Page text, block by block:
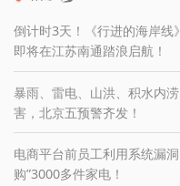
倒计时3天！《行进的海岸线
即将在江苏南通踏浪启航！
暴雨、雷电、山洪、积水内
害，北京五预警齐发！
电商平台前员工利用系统漏
购”3000多件家电！